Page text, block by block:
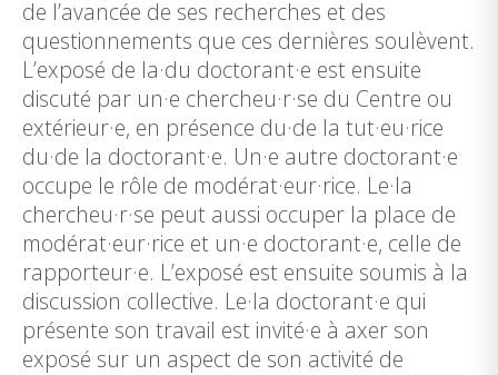
de l’avancée de ses recherches et des
questionnements que ces dernières soulèvent.
L’exposé de la·du doctorant·e est ensuite
discuté par un·e chercheu·r·se du Centre ou
extérieur·e, en présence du·de la tut·eu·rice
du·de la doctorant·e. Un·e autre doctorant·e
occupe le rôle de modérat·eur·rice. Le·la
chercheu·r·se peut aussi occuper la place de
modérat·eur·rice et un·e doctorant·e, celle de
rapporteur·e. L’exposé est ensuite soumis à la
discussion collective. Le·la doctorant·e qui
présente son travail est invité·e à axer son
exposé sur un aspect de son activité de